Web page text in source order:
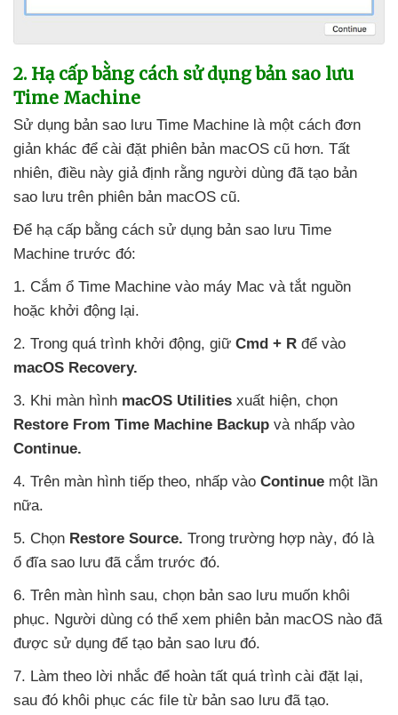
2. Hạ cấp bằng cách sử dụng bản sao lưu
Time Machine
Sử dụng bản sao lưu Time Machine là một cách đơn
giản khác để cài đặt phiên bản macOS cũ hơn. Tất
nhiên, điều này giả định rằng người dùng đã tạo bản
sao lưu trên phiên bản macOS cũ.
Để hạ cấp bằng cách sử dụng bản sao lưu Time
Machine trước đó:
1. Cắm ổ Time Machine vào máy Mac và tắt nguồn
hoặc khởi động lại.
2. Trong quá trình khởi động, giữ Cmd + R để vào
macOS Recovery.
3. Khi màn hình macOS Utilities xuất hiện, chọn
Restore From Time Machine Backup và nhấp vào
Continue.
4. Trên màn hình tiếp theo, nhấp vào Continue một lần
nữa.
5. Chọn Restore Source. Trong trường hợp này, đó là
ổ đĩa sao lưu đã cắm trước đó.
6. Trên màn hình sau, chọn bản sao lưu muốn khôi
phục. Người dùng có thể xem phiên bản macOS nào đã
được sử dụng để tạo bản sao lưu đó.
7. Làm theo lời nhắc để hoàn tất quá trình cài đặt lại,
sau đó khôi phục các file từ bản sao lưu đã tạo.